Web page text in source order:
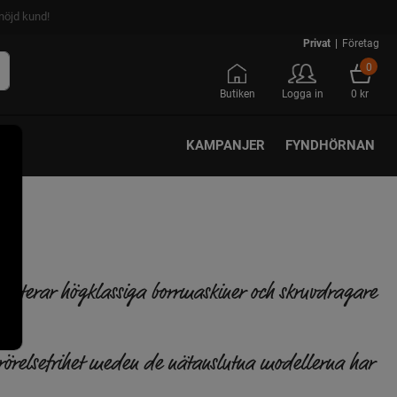
kund!
Privat | Företag
Butiken Logga in
0
0 kr
KAMPANJER FYNDHÖRNAN
högklassiga borrmaskiner och skruvdragare
meden de nätanslutna modellerna har